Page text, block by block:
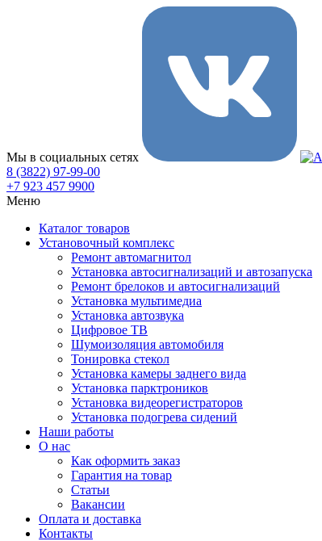
Мы в социальных сетях
8 (3822) 97-99-00
+7 923 457 9900
Меню
Каталог товаров
Установочный комплекс
Ремонт автомагнитол
Установка автосигнализаций и автозапуска
Ремонт брелоков и автосигнализаций
Установка мультимедиа
Установка автозвука
Цифровое ТВ
Шумоизоляция автомобиля
Тонировка стекол
Установка камеры заднего вида
Установка парктроников
Установка видеорегистраторов
Установка подогрева сидений
Наши работы
О нас
Как оформить заказ
Гарантия на товар
Статьи
Вакансии
Оплата и доставка
Контакты